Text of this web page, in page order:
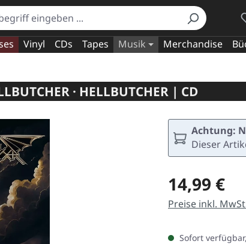
Vinyl CDs Tapes Musik Merchandise
· HELLBUTCHER | CD
Achtung:
Dieser
Regulärer Preis:
14,99 €
Preise inkl.
Sofort